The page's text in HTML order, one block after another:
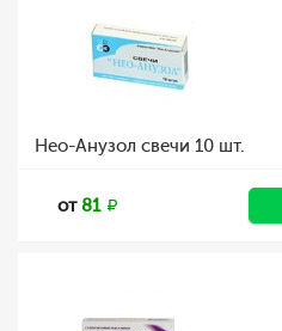
Нео-Анузол свечи 10 шт.
от81